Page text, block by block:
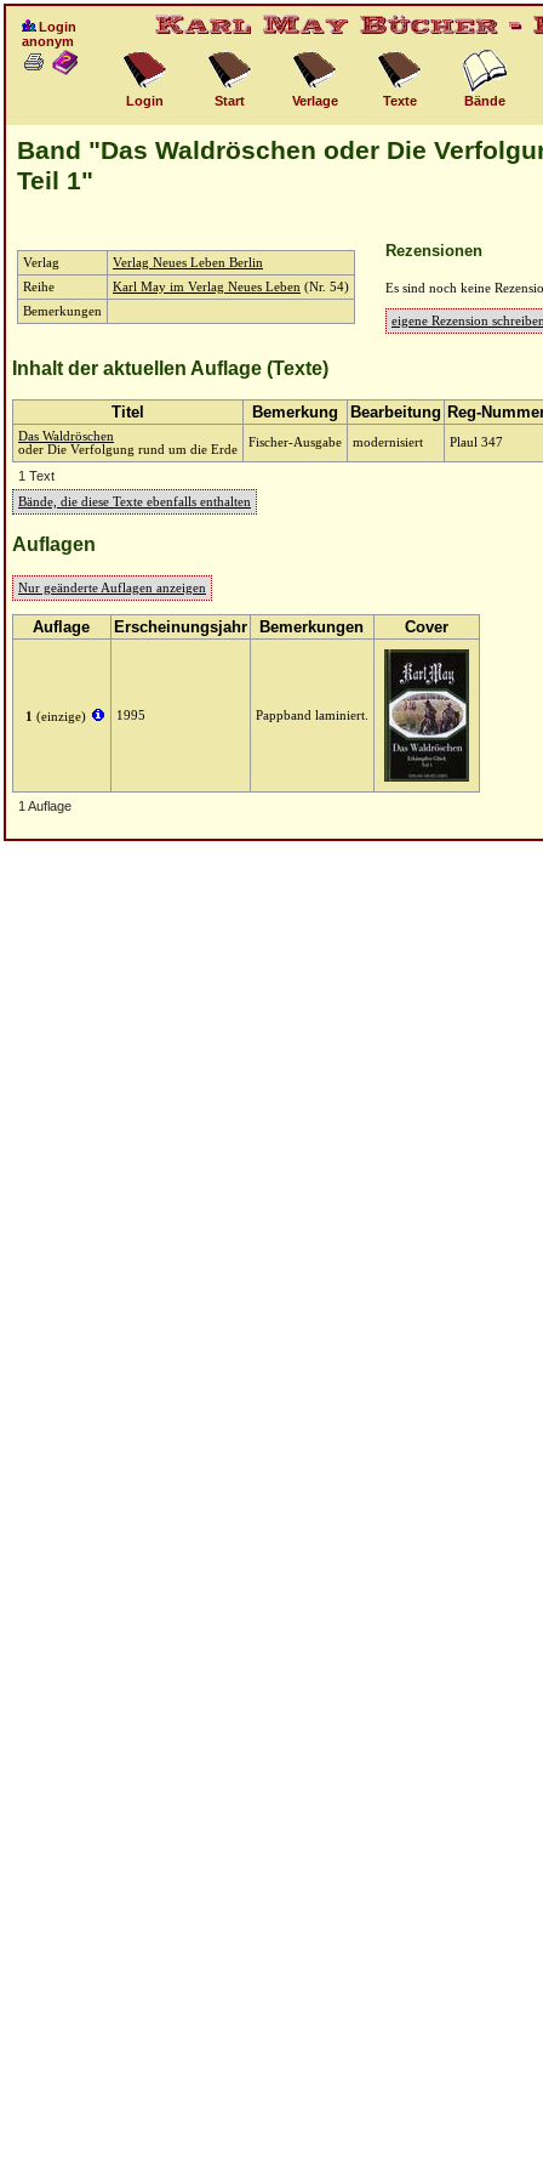
Login
anonym
Login Start Verlage Texte Bände
Band "Das Waldröschen oder Die
Teil 1"
Verlag
Verlag Neues Leben Berlin
Reihe
Karl May im Verlag Neues Leben (Nr. 54)
Bemerkungen
Rezensionen
Es sind noch keine
eigene Rezension
Inhalt der aktuellen Auflage (Texte)
Titel Bemerkung Bearbeitung Reg-
Das Waldröschen
oder Die Verfolgung rund um die Erde
Fischer-Ausgabe modernisiert Plaul 347
1 Text
Bände, die diese Texte ebenfalls enthalten
Auflagen
Nur geänderte Auflagen anzeigen
Auflage Erscheinungsjahr Bemerkungen Cover
1 (einzige) 1995 Pappband laminiert.
1 Auflage